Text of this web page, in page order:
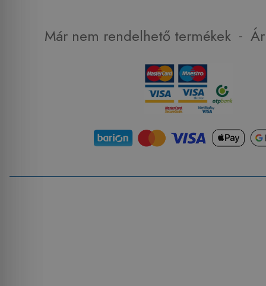
Már nem rendelhető termékek -